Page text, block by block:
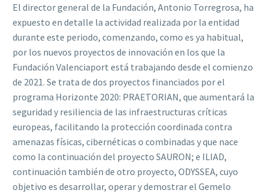
El director general de la Fundación, Antonio Torregrosa, ha
expuesto en detalle la actividad realizada por la entidad
durante este periodo, comenzando, como es ya habitual,
por los nuevos proyectos de innovación en los que la
Fundación Valenciaport está trabajando desde el comienzo
de 2021. Se trata de dos proyectos financiados por el
programa Horizonte 2020: PRAETORIAN, que aumentará la
seguridad y resiliencia de las infraestructuras críticas
europeas, facilitando la protección coordinada contra
amenazas físicas, cibernéticas o combinadas y que nace
como la continuación del proyecto SAURON; e ILIAD,
continuación también de otro proyecto, ODYSSEA, cuyo
objetivo es desarrollar, operar y demostrar el Gemelo